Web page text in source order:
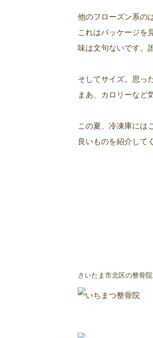
他のフローズン系の
これはパッケージを
味は文句ないです。
そしてサイズ。思っ
まあ、カロリーなど
この夏、冷凍庫には
良いものを紹介して
さいたま市北区の整骨